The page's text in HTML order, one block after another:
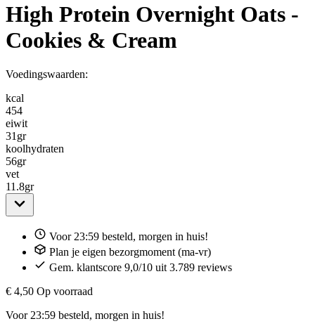
High Protein Overnight Oats -
Cookies & Cream
Voedingswaarden:
kcal
454
eiwit
31 gr
koolhydraten
56gr
vet
11.8gr
Voor 23:59 besteld, morgen in huis!
Plan je eigen bezorgmoment (ma-vr)
Gem. klantscore 9,0/10 uit 3.789 reviews
€ 4,50 Op voorraad
Voor 23:59 besteld, morgen in huis!